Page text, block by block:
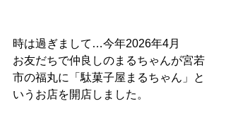
時は過ぎまして…今年2026年4月
お友だちで仲良しのまるちゃんが宮若
市の福丸に「駄菓子屋まるちゃん」と
いうお店を開店しました。